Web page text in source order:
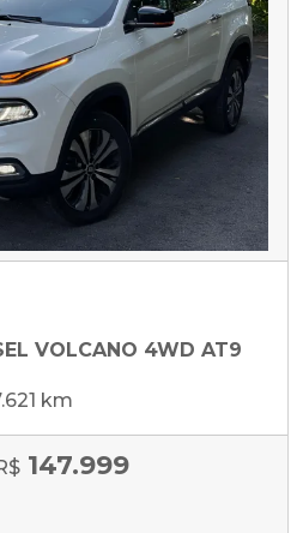
VOLCANO 4WD AT9
km
147.999